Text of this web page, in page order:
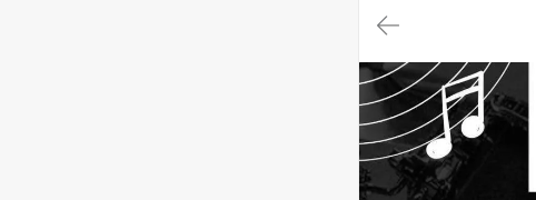
가
기
(메
인,
모
임,
게